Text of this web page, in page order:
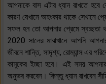
আপনাকে বাস এটার ধ্যান রাখতে হবে
কারণ যেখানে অহংকার থাকে সেখানে
সফল হন তো আপনার প্রেমে স্বচ্ছতা
2020 সালের মাঝখানে আপনি
জীবনে শান্তি, সাদৃশ্য, রোম্যান্স এর
কামুকের ইচ্ছা হবে। এই সময়
অনুভব করবেন। কিন্তু ধ্যান রাখবেন